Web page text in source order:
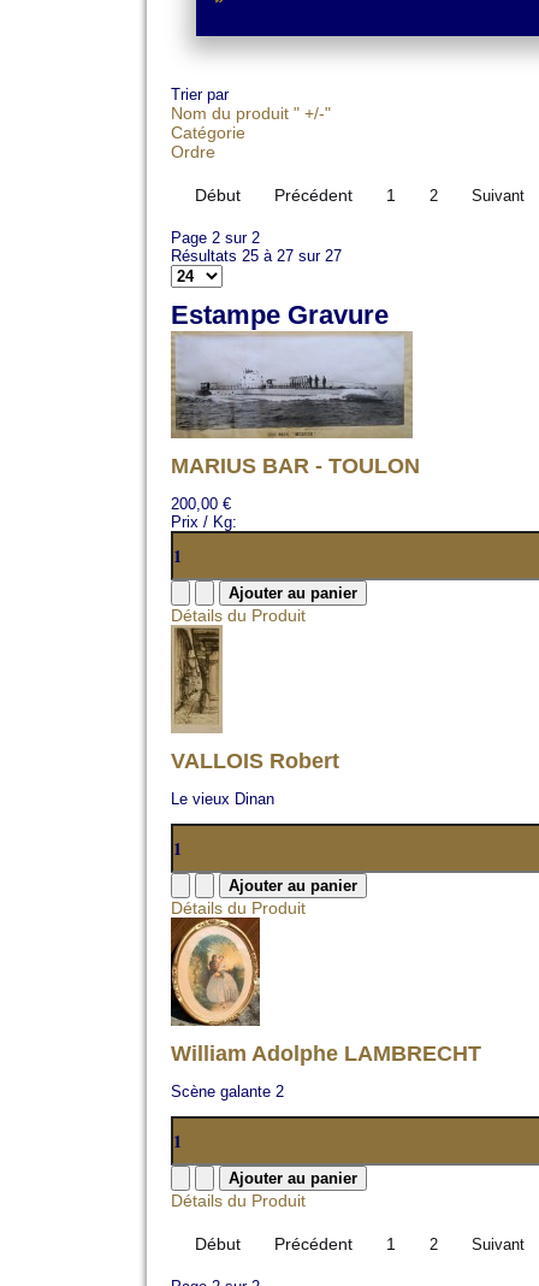
Trier par
Nom du produit " +/-"
Catégorie
Ordre
Début Précédent 1 2 Suivant
Page 2 sur 2
Résultats 25 à 27 sur 27
Estampe Gravure
MARIUS BAR - TOULON
200,00 €
Prix / Kg:
Détails du Produit
VALLOIS Robert
Le vieux Dinan
Détails du Produit
William Adolphe LAMBRECHT
Scène galante 2
Détails du Produit
Début Précédent 1 2 Suivant